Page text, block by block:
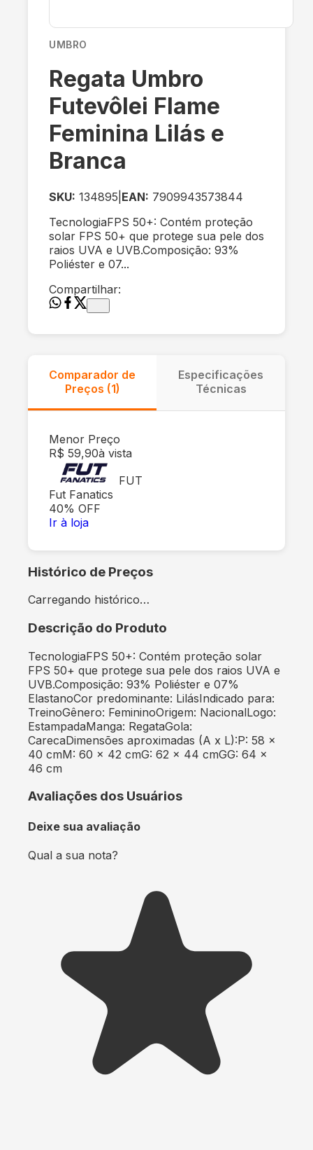
UMBRO
Regata Umbro
Futevôlei Flame
Feminina Lilás e
Branca
SKU: 134895 EAN: 7909943573844
TecnologiaFPS 50+: Contém proteção
solar FPS 50+ que protege sua pele dos
raios UVA e UVB.Composição: 93%
Poliéster e 07...
Compartilhar:
Comparador de
Preços (1)
Especificações
Técnicas
Menor Preço
R$ 59,90à vista
FUT
Fut Fanatics
40% OFF
Ir à loja
Histórico de Preços
Carregando histórico…
Descrição do Produto
TecnologiaFPS 50+: Contém proteção solar
FPS 50+ que protege sua pele dos raios UVA e
UVB.Composição: 93% Poliéster e 07%
ElastanoCor predominante: LilásIndicado para:
TreinoGênero: FemininoOrigem: NacionalLogo:
EstampadaManga: RegataGola:
CarecaDimensões aproximadas (A x L):P: 58 x
40 cmM: 60 x 42 cmG: 62 x 44 cmGG: 64 x
46 cm
Avaliações dos Usuários
Deixe sua avaliação
Qual a sua nota?